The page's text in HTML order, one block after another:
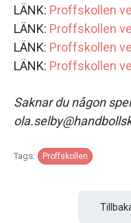
LÄNK: Proffskollen
LÄNK: Proffskollen
LÄNK: Proffskollen
LÄNK: Proffskollen
Saknar du någon
Tags: Proffskollen